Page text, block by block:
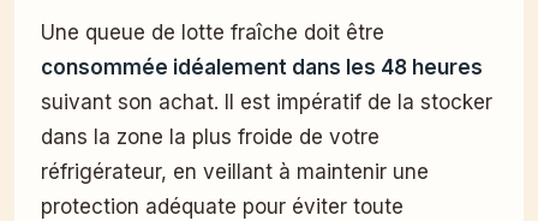
Une queue de lotte fraîche doit être
consommée idéalement dans les 48 heures
suivant son achat. Il est impératif de la stocker
dans la zone la plus froide de votre
réfrigérateur, en veillant à maintenir une
protection adéquate pour éviter toute